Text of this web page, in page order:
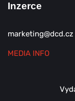
Inzerce
marketing@dcd.cz
MEDIA INFO